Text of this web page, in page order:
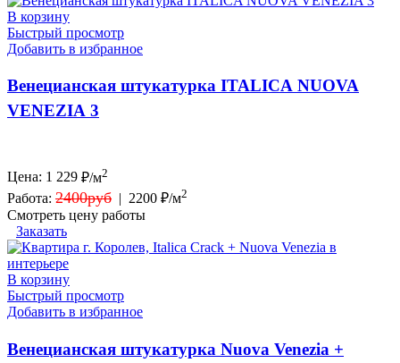
В корзину
Быстрый просмотр
Добавить в избранное
Венецианская штукатурка ITALICA NUOVA
VENEZIA 3
Цена: 1 229 ₽/м2
Работа: 2400руб | 2200 ₽/м2
Смотреть цену работы
Заказать
В корзину
Быстрый просмотр
Добавить в избранное
Венецианская штукатурка Nuova Venezia +